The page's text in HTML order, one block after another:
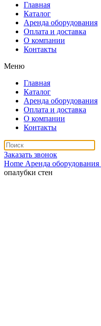
Главная
Каталог
Аренда оборудования
Оплата и доставка
О компании
Контакты
Меню
Главная
Каталог
Аренда оборудования
Оплата и доставка
О компании
Контакты
Заказать звонок
Home Аренда оборудования
опалубки стен